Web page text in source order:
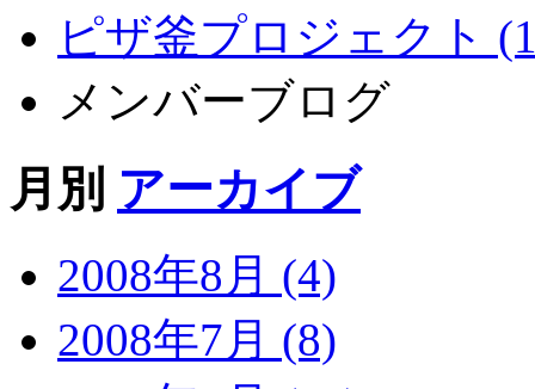
ピザ釜プロジェクト
メンバーブログ
月別 アーカイブ
2008年8月 (4)
2008年7月 (8)